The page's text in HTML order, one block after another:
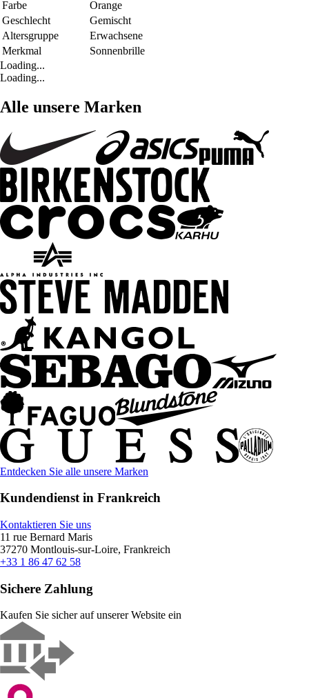
Farbe
Orange
Geschlecht
Gemischt
Altersgruppe
Erwachsene
Merkmal
Sonnenbrille
Loading...
Loading...
Alle unsere Marken
Entdecken Sie alle unsere Marken
Kundendienst in Frankreich
Kontaktieren Sie uns
11 rue Bernard Maris
37270 Montlouis-sur-Loire, Frankreich
+33 1 86 47 62 58
Sichere Zahlung
Kaufen Sie sicher auf unserer Website ein